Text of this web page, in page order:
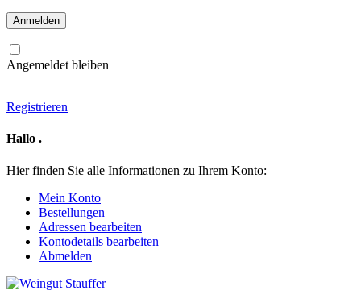
Angemeldet bleiben
Registrieren
Hallo .
Hier finden Sie alle Informationen zu Ihrem Konto:
Mein Konto
Bestellungen
Adressen bearbeiten
Kontodetails bearbeiten
Abmelden